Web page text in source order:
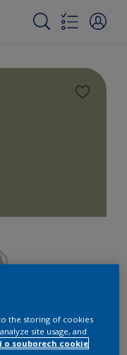
odstínu
the storing of cookies
site usage, and
o souborech cookie